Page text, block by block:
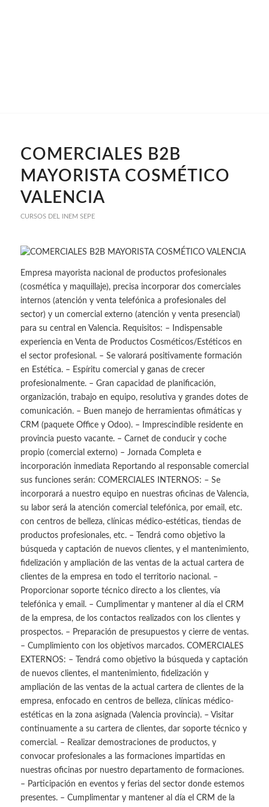
COMERCIALES B2B
MAYORISTA COSMÉTICO
VALENCIA
CURSOS DEL INEM SEPE
Empresa mayorista nacional de productos profesionales
(cosmética y maquillaje), precisa incorporar dos comerciales
internos (atención y venta telefónica a profesionales del
sector) y un comercial externo (atención y venta presencial)
para su central en Valencia. Requisitos: – Indispensable
experiencia en Venta de Productos Cosméticos/Estéticos en
el sector profesional. – Se valorará positivamente formación
en Estética. – Espíritu comercial y ganas de crecer
profesionalmente. – Gran capacidad de planificación,
organización, trabajo en equipo, resolutiva y grandes dotes de
comunicación. – Buen manejo de herramientas ofimáticas y
CRM (paquete Office y Odoo). – Imprescindible residente en
provincia puesto vacante. – Carnet de conducir y coche
propio (comercial externo) – Jornada Completa e
incorporación inmediata Reportando al responsable comercial
sus funciones serán: COMERCIALES INTERNOS: – Se
incorporará a nuestro equipo en nuestras oficinas de Valencia,
su labor será la atención comercial telefónica, por email, etc.
con centros de belleza, clínicas médico-estéticas, tiendas de
productos profesionales, etc. – Tendrá como objetivo la
búsqueda y captación de nuevos clientes, y el mantenimiento,
fidelización y ampliación de las ventas de la actual cartera de
clientes de la empresa en todo el territorio nacional. –
Proporcionar soporte técnico directo a los clientes, vía
telefónica y email. – Cumplimentar y mantener al día el CRM
de la empresa, de los contactos realizados con los clientes y
prospectos. – Preparación de presupuestos y cierre de ventas.
– Cumplimiento con los objetivos marcados. COMERCIALES
EXTERNOS: – Tendrá como objetivo la búsqueda y captación
de nuevos clientes, el mantenimiento, fidelización y
ampliación de las ventas de la actual cartera de clientes de la
empresa, enfocado en centros de belleza, clínicas médico-
estéticas en la zona asignada (Valencia provincia). – Visitar
continuamente a su cartera de clientes, dar soporte técnico y
comercial. – Realizar demostraciones de productos, y
convocar profesionales a las formaciones impartidas en
nuestras oficinas por nuestro departamento de formaciones.
– Participación en eventos y ferias del sector donde estemos
presentes. – Cumplimentar y mantener al día el CRM de la